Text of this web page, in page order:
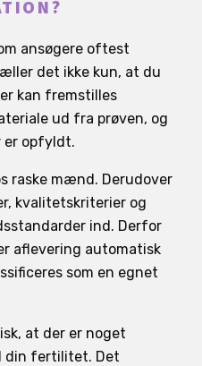
ansøgere oftest
det ikke kun, at du
kan fremstilles
ud fra prøven, og
er opfyldt.
raske mænd. Derudover
kvalitetskriterier og
ind. Derfor
aflevering automatisk
som en egnet
at der er noget
din fertilitet. Det